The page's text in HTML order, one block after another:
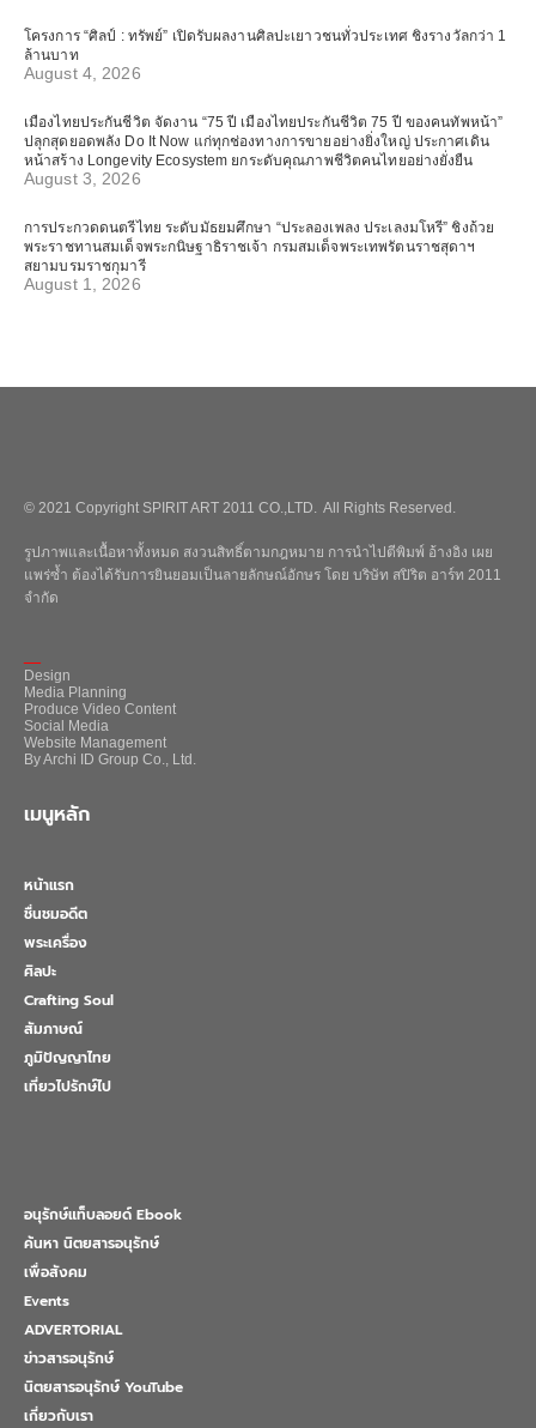
โครงการ “ศิลป์ : ทรัพย์” เปิดรับผลงานศิลปะเยาวชนทั่วประเทศ ชิงรางวัลกว่า 1
ล้านบาท
August 4, 2026
เมืองไทยประกันชีวิต จัดงาน “75 ปี เมืองไทยประกันชีวิต 75 ปี ของคนทัพหน้า”
ปลุกสุดยอดพลัง Do It Now แก่ทุกช่องทางการขายอย่างยิ่งใหญ่ ประกาศเดิน
หน้าสร้าง Longevity Ecosystem ยกระดับคุณภาพชีวิตคนไทยอย่างยั่งยืน
August 3, 2026
การประกวดดนตรีไทย ระดับมัธยมศึกษา “ประลองเพลง ประเลงมโหรี” ชิงถ้วย
พระราชทานสมเด็จพระกนิษฐาธิราชเจ้า กรมสมเด็จพระเทพรัตนราชสุดาฯ
สยามบรมราชกุมารี
August 1, 2026
© 2021 Copyright SPIRIT ART 2011 CO.,LTD. All Rights Reserved.
รูปภาพและเนื้อหาทั้งหมด สงวนสิทธิ์ตามกฎหมาย การนำไปตีพิมพ์ อ้างอิง เผย
แพร่ซ้ำ ต้องได้รับการยินยอมเป็นลายลักษณ์อักษร โดย บริษัท สปิริต อาร์ท 2011
จำกัด
Design
Media Planning
Produce Video Content
Social Media
Website Management
By Archi ID Group Co., Ltd.
เมนูหลัก
หน้าแรก
ชื่นชมอดีต
พระเครื่อง
ศิลปะ
Crafting Soul
สัมภาษณ์
ภูมิปัญญาไทย
เที่ยวไปรักษ์ไป
อนุรักษ์แท็บลอยด์ Ebook
ค้นหา นิตยสารอนุรักษ์
เพื่อสังคม
Events
ADVERTORIAL
ข่าวสารอนุรักษ์
นิตยสารอนุรักษ์ YouTube
เกี่ยวกับเรา